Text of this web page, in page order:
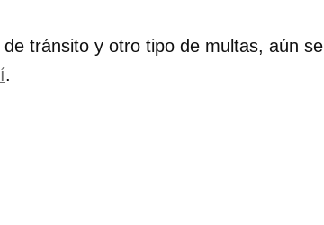
de tránsito y otro tipo de multas, aún
.